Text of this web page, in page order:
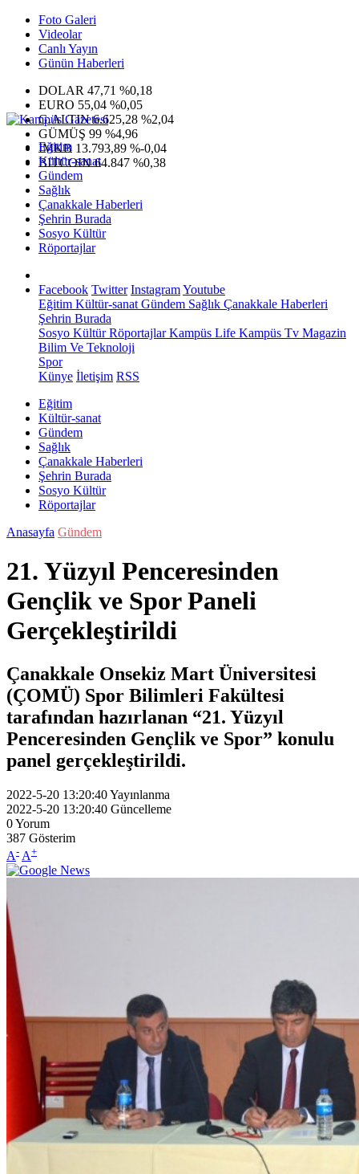
Foto Galeri
Videolar
Canlı Yayın
Günün Haberleri
DOLAR 47,71 %0,18
EURO 55,04 %0,05
G.ALTIN6.625,28 %2,04
GÜMÜŞ 99 %4,96
IMKB 13.793,89 %-0,04
BITCOIN64.847 %0,38
Eğitim
Kültür-sanat
Gündem
Sağlık
Çanakkale Haberleri
Şehrin Burada
Sosyo Kültür
Röportajlar
Facebook Twitter InstagramYoutube
Eğitim Kültür-sanat Gündem Sağlık Çanakkale Haberleri
Şehrin Burada
Sosyo KültürRöportajlarKampüs Life Kampüs Tv Magazin
Bilim Ve Teknoloji
Spor
Künye İletişim RSS
Eğitim
Kültür-sanat
Gündem
Sağlık
Çanakkale Haberleri
Şehrin Burada
Sosyo Kültür
Röportajlar
Anasayfa Gündem
21. Yüzyıl Penceresinden
Gençlik ve Spor Paneli
Gerçekleştirildi
Çanakkale Onsekiz Mart Üniversitesi
(ÇOMÜ) Spor Bilimleri Fakültesi
tarafından hazırlanan “21. Yüzyıl
Penceresinden Gençlik ve Spor” konulu
panel gerçekleştirildi.
2022-5-20 13:20:40Yayınlanma
2022-5-20 13:20:40 Güncelleme
0Yorum
387 Gösterim
A- A+